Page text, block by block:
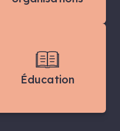
Éducation